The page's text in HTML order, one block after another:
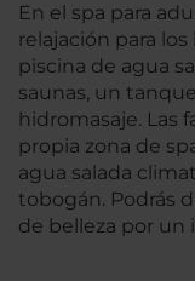
En el spa para
relajación para
piscina de agua
saunas, un
hidromasaje. Las
propia zona de
agua salada
tobogán. Podrás
de belleza por un